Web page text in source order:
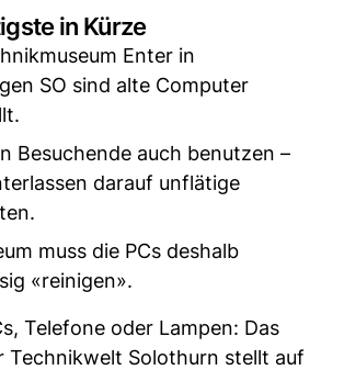
in Kürze
Enter in
SO sind alte Computer
Besuchende auch benutzen –
darauf unflätige
muss die PCs deshalb
«reinigen».
Telefone oder Lampen: Das
Technikwelt Solothurn stellt auf